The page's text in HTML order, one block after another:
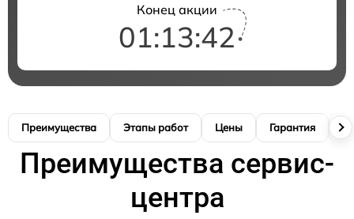
Конец акции
01:13:41
Преимущества Этапы работ Цены Гарантия
Преимущества сервис-
центра